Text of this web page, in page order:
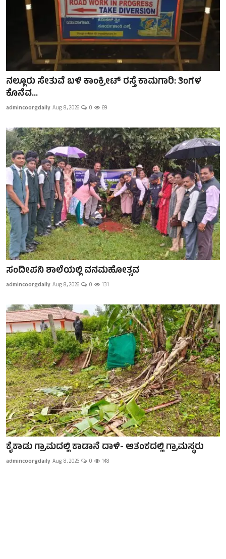
ನಲ್ಲೂರು ಸೇತುವೆ ಬಳಿ ಕಾಂಕ್ರೀಟ್ ರಸ್ತೆ ಕಾಮಗಾರಿ: ತಿಂಗಳ
ಕೊನೆವ...
admincoorgdaily Aug 8, 2026 0 69
ಸಂದೀಪನಿ‌ ಶಾಲೆಯಲ್ಲಿ ವನಮಹೋತ್ಸವ
admincoorgdaily Aug 8, 2026 0 131
ಕೈಕಾಡು ಗ್ರಾಮದಲ್ಲಿ ಕಾಡಾನೆ ದಾಳಿ- ಆತಂಕದಲ್ಲಿ ಗ್ರಾಮಸ್ಥರು
admincoorgdaily Aug 8, 2026 0 148